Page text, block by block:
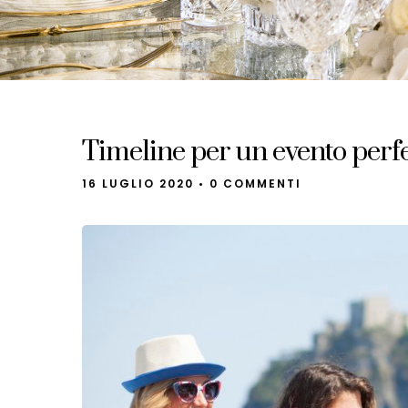
Timeline per un evento
16 LUGLIO 2020 • 0 COMMENTI